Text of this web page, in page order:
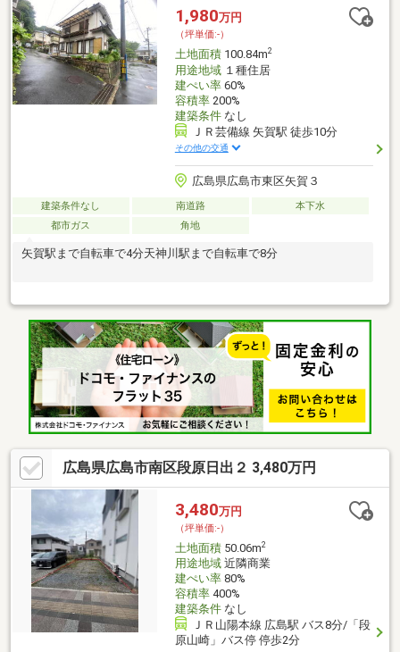
360％に制限■ ご希望の住まい探しをお手伝いします
━━━━━・・・物件の詳細・ご相談はお気軽にお問い合わせく
ださい。
1,980万円
（坪単価:-）
土地面積100.84m2
用途地域１種住居
建ぺい率60%
容積率200%
建築条件なし
ＪＲ芸備線 矢賀駅 徒歩10分
その他の交通
広島県広島市東区矢賀３
建築条件なし 南道路
本下水
都市ガス
角地
矢賀駅まで自転車で4分天神川駅まで自転車で8分
広島県広島市南区段原日出２ 3,480万円
3,480万円
（坪単価:-）
土地面積50.06m2
用途地域近隣商業
建ぺい率80%
容積率400%
建築条件なし
ＪＲ山陽本線 広島駅 バス8分/「段
原山崎」バス停 停歩2分